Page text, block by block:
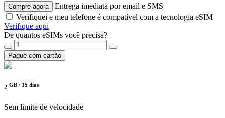
Compre agora
Entrega imediata por email e SMS
Verifiquei e meu telefone é compatível com a tecnologia eSIM
Verifique aqui
De quantos eSIMs você precisa?
Pague com cartão
2 GB / 15 dias
Sem limite de velocidade